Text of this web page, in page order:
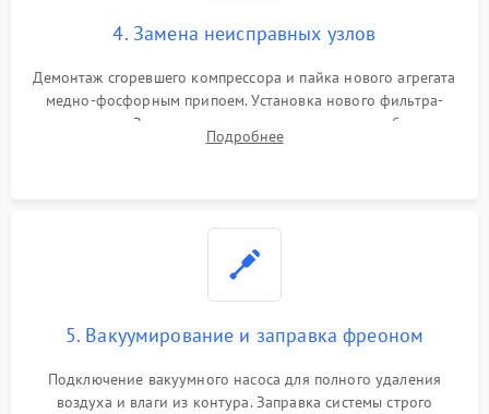
4. Замена неисправных узлов
Демонтаж сгоревшего компрессора и пайка нового агрегата
медно-фосфорным припоем. Установка нового фильтра-
осушителя. Замена изношенных вентиляторов обдува,
сломанных заслонок или поврежденных дверных петель.
Подробнее
5. Вакуумирование и заправка фреоном
Подключение вакуумного насоса для полного удаления
воздуха и влаги из контура. Заправка системы строго